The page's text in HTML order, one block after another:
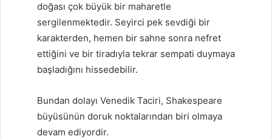
doğası çok büyük bir maharetle
sergilenmektedir. Seyirci pek sevdiği bir
karakterden, hemen bir sahne sonra nefret
ettiğini ve bir tiradıyla tekrar sempati duymaya
başladığını hissedebilir.
Bundan dolayı Venedik Taciri, Shakespeare
büyüsünün doruk noktalarından biri olmaya
devam ediyordir.